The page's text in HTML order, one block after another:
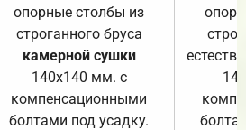
опорные столбы из
строганного бруса
камерной сушки
140х140 мм. с
компенсационными
болтами под усадку.